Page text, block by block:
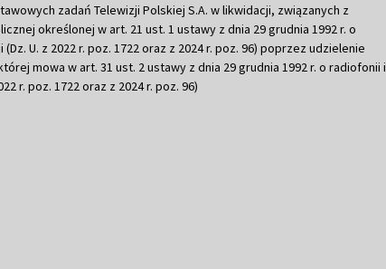
zadań Telewizji Polskiej S.A. w likwidacji, związanych z
określonej w art. 21 ust. 1 ustawy z dnia 29 grudnia 1992 r. o
U. z 2022 r. poz. 1722 oraz z 2024 r. poz. 96) poprzez udzielenie
mowa w art. 31 ust. 2 ustawy z dnia 29 grudnia 1992 r. o radiofonii i
r. poz. 1722 oraz z 2024 r. poz. 96)